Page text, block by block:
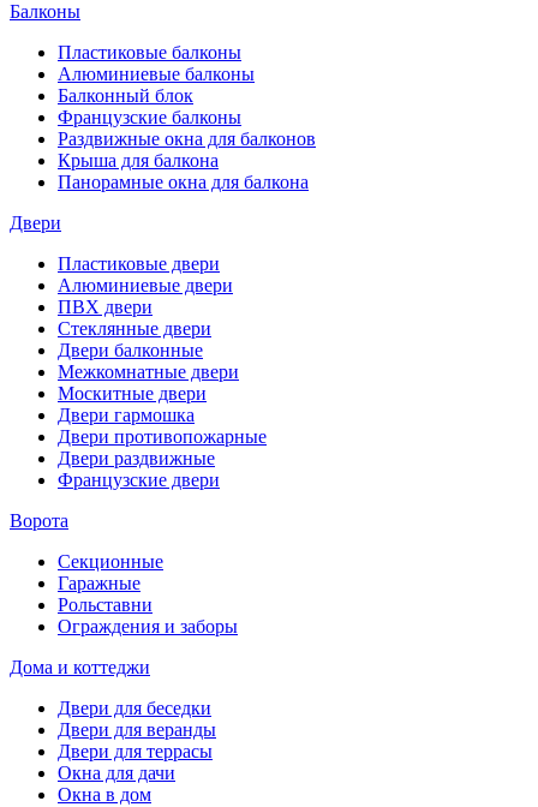
Балконы
Пластиковые балконы
Алюминиевые балконы
Балконный блок
Французские балконы
Раздвижные окна для балконов
Крыша для балкона
Панорамные окна для балкона
Двери
Пластиковые двери
Алюминиевые двери
ПВХ двери
Стеклянные двери
Двери балконные
Межкомнатные двери
Москитные двери
Двери гармошка
Двери противопожарные
Двери раздвижные
Французские двери
Ворота
Секционные
Гаражные
Рольставни
Ограждения и заборы
Дома и коттеджи
Двери для беседки
Двери для веранды
Двери для террасы
Окна для дачи
Окна в дом